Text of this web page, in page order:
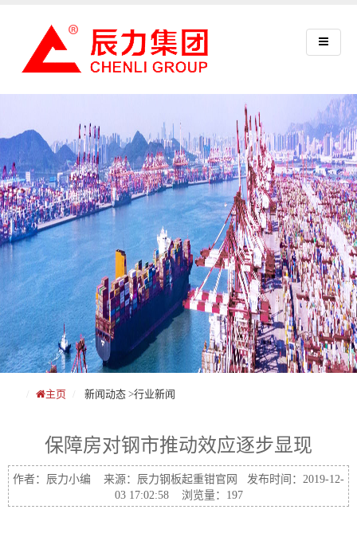
主页 新闻动态 >行业新闻
保障房对钢市推动效应逐步显现
作者：辰力小编 来源：辰力钢板起重钳官网 发布时间：2019-12-
03 17:02:58 浏览量：197